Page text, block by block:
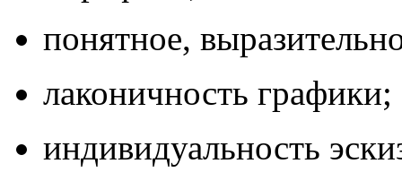
понятное,
лаконичность графики;
индивидуальность